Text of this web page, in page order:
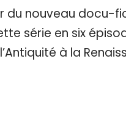
du nouveau docu-
série en six
à la